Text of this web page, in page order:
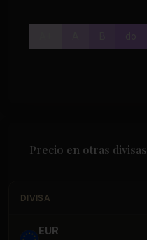
Precio en otras divisas
DIVISA
EUR